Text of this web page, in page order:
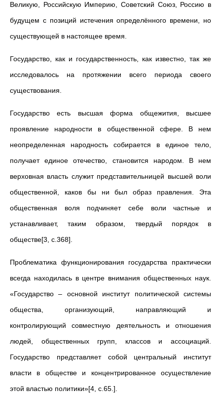
Великую, Российскую Империю, Советский Союз, Россию в
будущем с позиций истечения определённого времени, но
существующей в настоящее время.
Государство, как и государственность, как известно, так же
исследовалось на протяжении всего периода своего
существования.
Государство есть высшая форма общежития, высшее
проявление народности в общественной сфере. В нем
неопределенная народность собирается в единое тело,
получает единое отечество, становится народом. В нем
верховная власть служит представительницей высшей воли
общественной, каков бы ни был образ правления. Эта
общественная воля подчиняет себе воли частные и
устанавливает, таким образом, твердый порядок в
обществе[3, с.368].
Проблематика функционирования государства практически
всегда находилась в центре внимания общественных наук.
«Государство – основной институт политической системы
общества, организующий, направляющий и
контролирующий совместную деятельность и отношения
людей, общественных групп, классов и ассоциаций.
Государство представляет собой центральный институт
власти в обществе и концентрированное осуществление
этой властью политики»[4, с.65.].